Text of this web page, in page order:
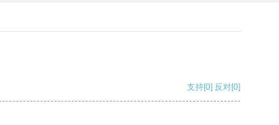
支持[0] 反对[0]